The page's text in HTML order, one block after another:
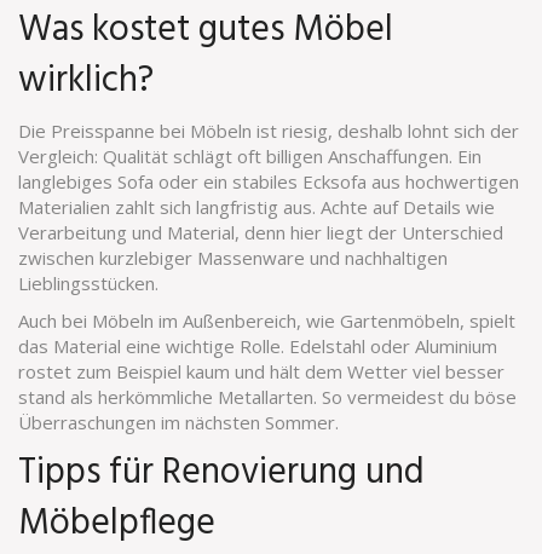
Was kostet gutes Möbel
wirklich?
Die Preisspanne bei Möbeln ist riesig, deshalb lohnt sich der
Vergleich: Qualität schlägt oft billigen Anschaffungen. Ein
langlebiges Sofa oder ein stabiles Ecksofa aus hochwertigen
Materialien zahlt sich langfristig aus. Achte auf Details wie
Verarbeitung und Material, denn hier liegt der Unterschied
zwischen kurzlebiger Massenware und nachhaltigen
Lieblingsstücken.
Auch bei Möbeln im Außenbereich, wie Gartenmöbeln, spielt
das Material eine wichtige Rolle. Edelstahl oder Aluminium
rostet zum Beispiel kaum und hält dem Wetter viel besser
stand als herkömmliche Metallarten. So vermeidest du böse
Überraschungen im nächsten Sommer.
Tipps für Renovierung und
Möbelpflege